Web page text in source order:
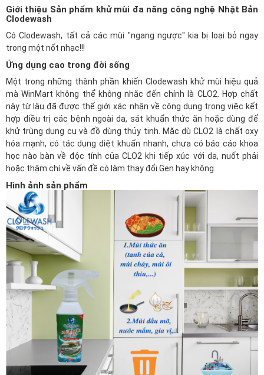
Giới thiệu Sản phẩm khử mùi đa năng công nghệ Nhật Bản
Clodewash
CóClodewash, tất cả các mùi "ngang ngược" kia bị loại bỏ ngay
trong một nốt nhạc!!!
Ứng dụng cao trong đời sống
Một trong những thành phần khiến Clodewash khử mùi hiệu quả
màWinMart không thể không nhắc đến chính là CLO2. Hợp chất
này từ lâu đã được thế giới xác nhận về công dụng trong việc kết
hợp điều trị các bệnh ngoài da, sát khuẩn thức ăn hoặc dùng để
khử trùng dụng cụ và đồ dùng thủy tinh. Mặc dù CLO2 là chất oxy
hóa mạnh, có tác dụng diệt khuẩn nhanh, chưa có báo cáo khoa
học nào bàn về độc tính của CLO2 khi tiếp xúc với da, nuốt phải
hoặc thậm chí về vấn đề có làm thay đổi Gen hay không.
Hình ảnh sản phẩm